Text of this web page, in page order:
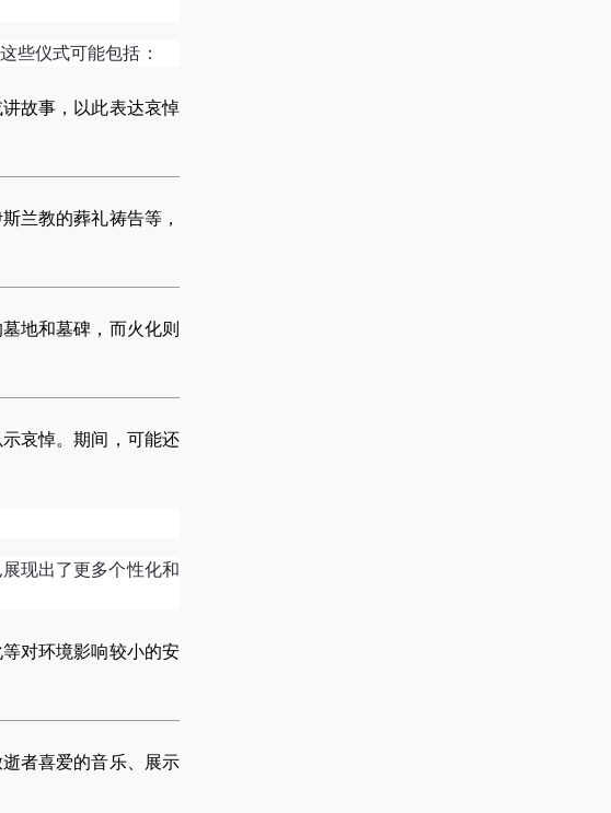
些仪式可能包括：
故事，以此表达哀悼
兰教的葬礼祷告等，
地和墓碑，而火化则
哀悼。期间，可能还
现出了更多个性化和
对环境影响较小的安
者喜爱的音乐、展示